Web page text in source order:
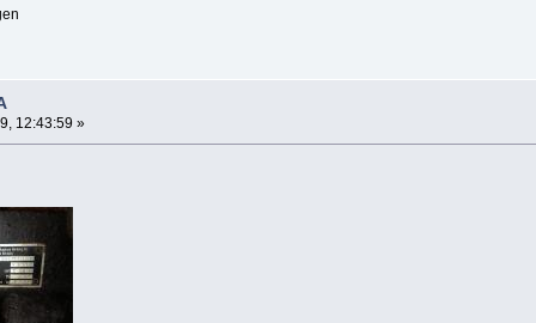
12:43:59 »